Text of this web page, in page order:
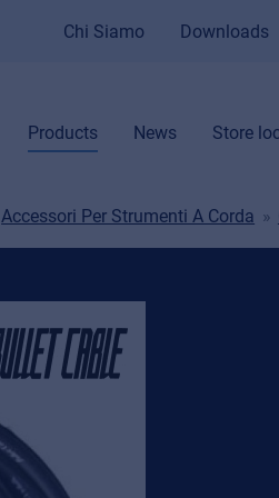
Chi Siamo Downloads
Products News Store
Accessori Per Strumenti A Corda